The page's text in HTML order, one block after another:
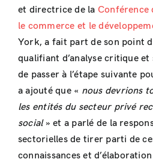
et directrice de la Conférence
le commerce et le
York, a fait part de son point
qualifiant d’analyse critique
de passer à l’étape suivante
a ajouté que « nous devrions
les entités du secteur privé
social» et a parlé de la
sectorielles de tirer parti de
connaissances et